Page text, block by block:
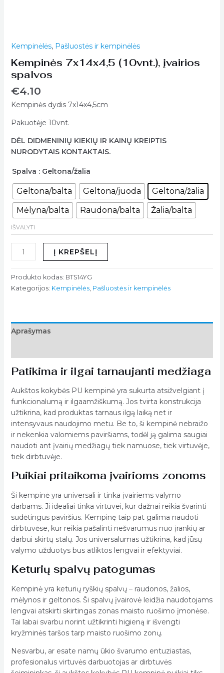
Kempinėlės, Pašluostės ir kempinėlės
Kempinės 7x14x4,5 (10vnt.), įvairios
spalvos
€4.10
Kempinės dydis 7x14x4,5cm
Pakuotėje 10vnt.
DĖL DIDMENINIŲ KIEKIŲ IR KAINŲ KREIPTIS
NURODYTAIS KONTAKTAIS.
Spalva : Geltona/žalia
Geltona/balta Geltona/juoda
Geltona/žalia
Mėlyna/balta
Raudona/balta Žalia/balta
IŠVALYTI
Į KREPŠELĮ
Produkto kodas: BTS14YG
Kategorijos: Kempinėlės, Pašluostės ir kempinėlės
Aprašymas
Patikima ir ilgai tarnaujanti medžiaga
Aukštos kokybės PU kempinė yra sukurta atsižvelgiant į
funkcionalumą ir ilgaamžiškumą. Jos tvirta konstrukcija
užtikrina, kad produktas tarnaus ilgą laiką net ir
intensyvaus naudojimo metu. Be to, ši kempinė nebraižo
ir nekenkia valomiems paviršiams, todėl ją galima saugiai
naudoti ant įvairių medžiagų tiek namuose, tiek virtuvėje,
tiek dirbtuvėje.
Puikiai pritaikoma įvairioms zonoms
Ši kempinė yra universali ir tinka įvairiems valymo
darbams. Ji idealiai tinka virtuvei, kur dažnai reikia švarinti
sudėtingus paviršius. Kempinę taip pat galima naudoti
dirbtuvėse, kur reikia pašalinti nešvarumus nuo įrankių ar
darbui skirtų stalų. Jos universalumas užtikrina, kad jūsų
valymo užduotys bus atliktos lengvai ir efektyviai.
Keturių spalvų patogumas
Kempinė yra keturių ryškių spalvų – raudonos, žalios,
mėlynos ir geltonos. Ši spalvų įvairovė leidžia naudotojams
lengvai atskirti skirtingas zonas maisto ruošimo įmonėse.
Tai labai svarbu norint užtikrinti higieną ir išvengti
kryžminės taršos tarp maisto ruošimo zonų.
Nesvarbu, ar esate namų ūkio švarumo entuziastas,
profesionalus virtuvės darbuotojas ar dirbtuvės